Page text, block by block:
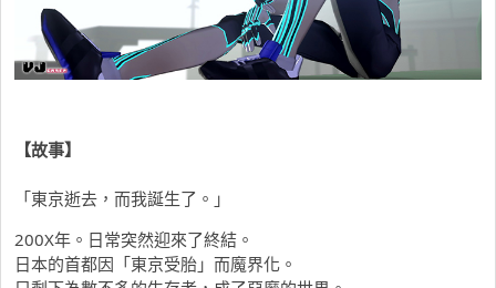
【故事】
「東京逝去，而我誕生了。」
200X年。日常突然迎來了終結。
日本的首都因「東京受胎」而魔界化。